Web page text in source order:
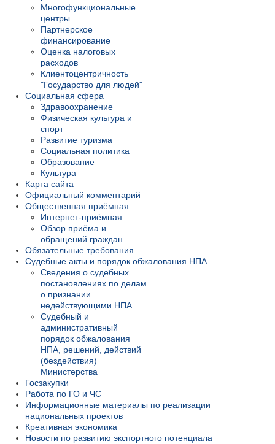
Многофункциональные
центры
Партнерское
финансирование
Оценка налоговых
расходов
Клиентоцентричность
"Государство для людей"
Социальная сфера
Здравоохранение
Физическая культура и
спорт
Развитие туризма
Социальная политика
Образование
Культура
Карта сайта
Официальный комментарий
Общественная приёмная
Интернет-приёмная
Обзор приёма и
обращений граждан
Обязательные требования
Судебные акты и порядок обжалования НПА
Сведения о судебных
постановлениях по делам
о признании
недействующими НПА
Судебный и
административный
порядок обжалования
НПА, решений, действий
(бездействия)
Министерства
Госзакупки
Работа по ГО и ЧС
Информационные материалы по реализации
национальных проектов
Креативная экономика
Новости по развитию экспортного потенциала